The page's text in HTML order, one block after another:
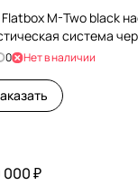
Flatbox M-Two black
система
0 Нет в наличии
000 ₽